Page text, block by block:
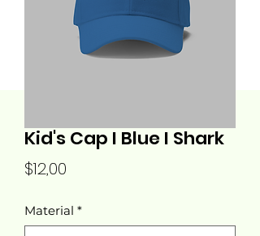
Kid's Cap I Blue I Shark
$12,00
Material *